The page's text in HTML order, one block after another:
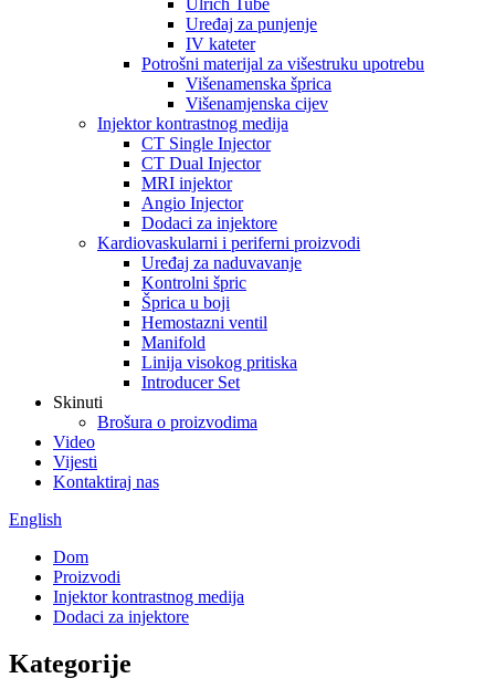
Ulrich Tube
Uređaj za punjenje
IV kateter
Potrošni materijal za višestruku upotrebu
Višenamenska šprica
Višenamjenska cijev
Injektor kontrastnog medija
CT Single Injector
CT Dual Injector
MRI injektor
Angio Injector
Dodaci za injektore
Kardiovaskularni i periferni proizvodi
Uređaj za naduvavanje
Kontrolni špric
Šprica u boji
Hemostazni ventil
Manifold
Linija visokog pritiska
Introducer Set
Skinuti
Brošura o proizvodima
Video
Vijesti
Kontaktiraj nas
English
Dom
Proizvodi
Injektor kontrastnog medija
Dodaci za injektore
Kategorije